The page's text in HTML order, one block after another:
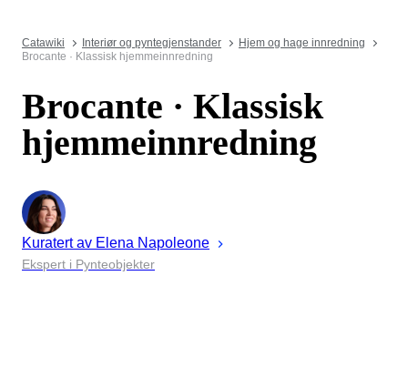
Catawiki Interiør og pyntegjenstander
Hjem og hage innredning
Brocante · Klassisk hjemmeinnredning
Brocante · Klassisk
hjemmeinnredning
Kuratert av Elena Napoleone
Ekspert i Pynteobjekter